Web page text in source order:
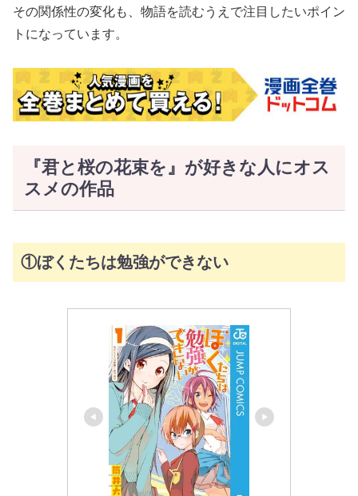
その関係性の変化も、物語を読むうえで注目したいポイン
トになっています。
『君と桜の花束を』が好きな人にオス
スメの作品
①ぼくたちは勉強ができない